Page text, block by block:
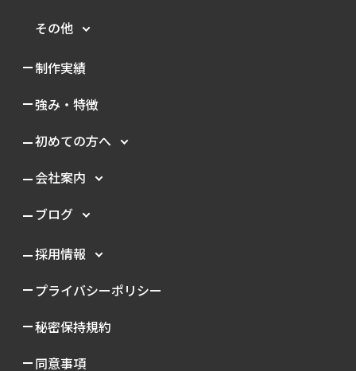
その他
制作実績
強み・特徴
初めての方へ
会社案内
ブログ
採用情報
プライバシーポリシー
秘密保持規約
同意事項